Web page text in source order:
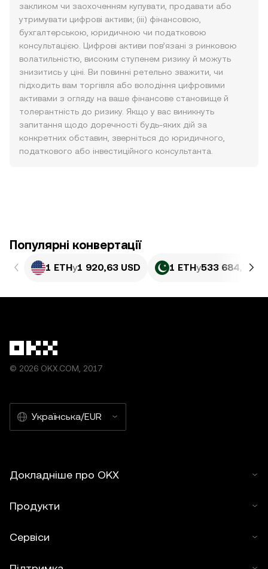
закликом чи заохоченням купувати, продавати або
утримувати цифрові активи; (iii) фінансовою,
бухгалтерською, юридичною чи податковою
консультацією. Цифрові активи пов’язані з ринковою
волатильністю, високим ступенем ризику й можуть
знизитись у ціні. Ви повинні ретельно зважити, чи
підходить вам торгівля або володіння цифровими
активами з огляду на ваше фінансове становище й
толерантність до ризику. Якщо у вас виникнуть
запитання щодо доречності будь-яких дій за
конкретних обставин, зверніться до юридичного,
податкового або інвестиційного консультанта.
Популярні конвертації
1 ETHу1 920,63 USD 1 ETHу533 684,74
© 2026 OKX.COM, 2017
Українська/EUR
Докладніше про OKX
Продукти
Сервіси